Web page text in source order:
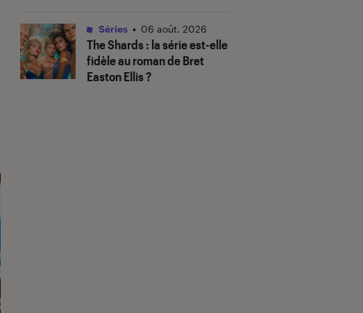
The Shards: la série est-elle
fidèle au roman de Bret
Easton Ellis ?
Séries • 06 août. 2026